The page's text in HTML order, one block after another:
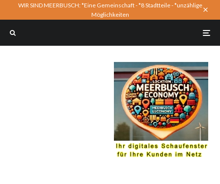
WIR SIND MEERBUSCH: *Eine Gemeinschaft - *8 Stadtteile - *unzählige
Möglichkeiten